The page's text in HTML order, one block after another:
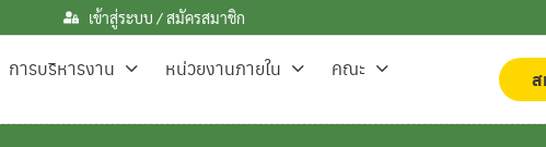
เข้าสู่ระบบ / สมัครสมาชิก
การบริหารงาน หน่วยงานภายใน คณะ ส